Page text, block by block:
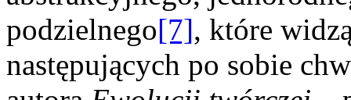
podzielnego[7], które
następujących po sobie